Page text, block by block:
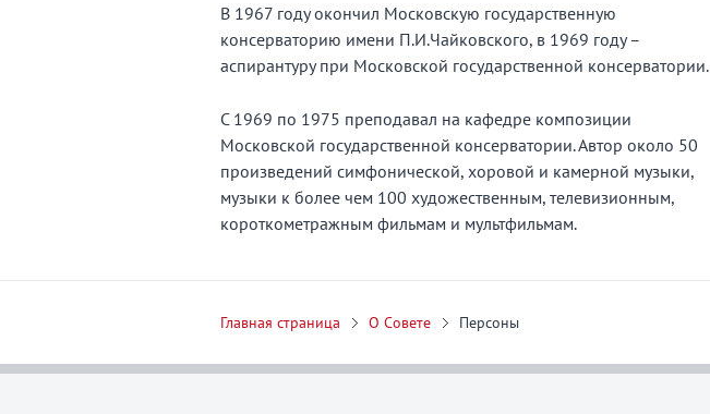
В 1967 году окончил Московскую государственную
консерваторию имени П.И.Чайковского, в 1969 году –
аспирантуру при Московской государственной консерватории.
С 1969 по 1975 преподавал на кафедре композиции
Московской государственной консерватории. Автор около 50
произведений симфонической, хоровой и камерной музыки,
музыки к более чем 100 художественным, телевизионным,
короткометражным фильмам и мультфильмам.
Главная страница О Совете Персоны